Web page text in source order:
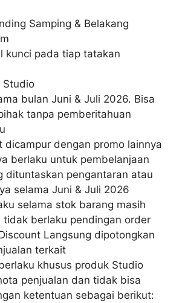
Samping & Belakang
kunci pada tiap tatakan
Studio
bulan Juni & Juli 2026. Bisa
tanpa pemberitahuan
dicampur dengan promo lainnya
berlaku untuk pembelanjaan
dituntaskan pengantaran atau
selama Juni & Juli 2026
selama stok barang masih
berlaku pendingan order
Langsung dipotongkan
terkait
khusus produk Studio
penjualan dan tidak bisa
ketentuan sebagai berikut: